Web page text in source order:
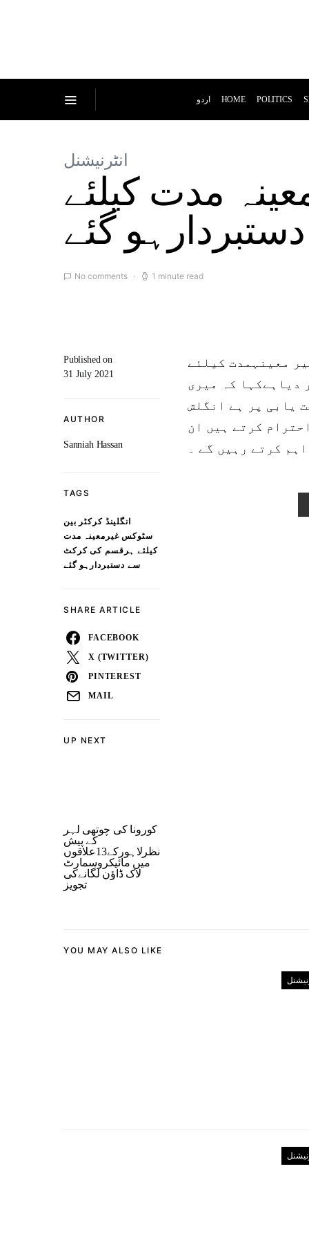
اردو HOME POLITICS
انٹرنیشنل
مدت کیلئے
گئے
No comments 1 minute read
UP NEXT
کورونا کی چوتھی لہر
کے پیش
نظرلاہورکے13علاقوں
میں مائیکروسمارٹ
لاک ڈاﺅن لگانےکی
تجویز
Published on
31 July 2021
AUTHOR
Sanniah Hassan
TAGS
انگلینڈ کرکٹر بین
سٹوکس غیرمعینہ مدت
کیلئے ہرقسم کی کرکٹ
سے دستبردارہو گئے
SHARE ARTICLE
FACEBOOK
X (TWITTER)
PINTEREST
MAIL
معینہمدت کیلئے
دیاہےکہا کہ میری
یابی پر ہے انگلش
کرتے ہیں ان
کرتے رہیں گے ۔
YOU MAY ALSO LIKE